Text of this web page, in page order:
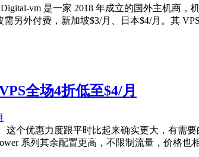
vm 是一家 2018 年成立的国外主机商
另外付费，新加坡$3/月、日本$4/月。其
全场4折低至$4/月
这个优惠力度跟平时比起来确实更大，有需
系列其余配置更高，不限制流量，价格